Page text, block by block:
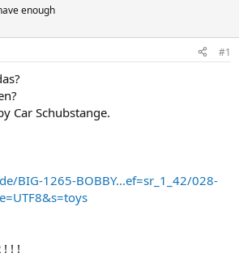
enough
#1
Car Schubstange.
BIG-1265-BOBBY...ef=sr_1_42/028-
! ! !